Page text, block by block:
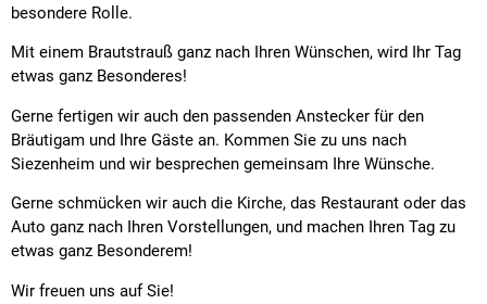
besondere Rolle.
Mit einem Brautstrauß ganz nach Ihren Wünschen, wird Ihr Tag
etwas ganz Besonderes!
Gerne fertigen wir auch den passenden Anstecker für den
Bräutigam und Ihre Gäste an. Kommen Sie zu uns nach
Siezenheim und wir besprechen gemeinsam Ihre Wünsche.
Gerne schmücken wir auch die Kirche, das Restaurant oder das
Auto ganz nach Ihren Vorstellungen, und machen Ihren Tag zu
etwas ganz Besonderem!
Wir freuen uns auf Sie!